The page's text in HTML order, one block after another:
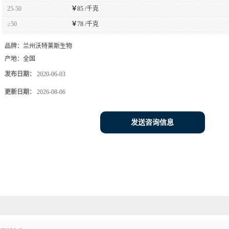
25-50 ￥85 /千克
≥50 ￥78 /千克
品牌： 兰州沃特莱斯生物
产地： 全国
发布日期： 2020-06-03
更新日期： 2026-08-06
发送咨询信息